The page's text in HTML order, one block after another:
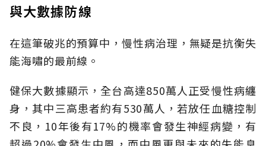
與大數據防線
在這筆破兆的預算中，慢性病治理，無疑是抗衡失
能海嘯的最前線。
健保大數據顯示，全台高達850萬人正受慢性病纏
身，其中三高患者約有530萬人，若放任血糖控制
不良，10年後有17%的機率會發生神經病變，有